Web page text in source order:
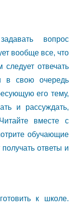
вопрос
вообще все, что
отвечать
в свою очередь
его тему,
и рассуждать,
вместе с
обучающие
ответы и
к школе.